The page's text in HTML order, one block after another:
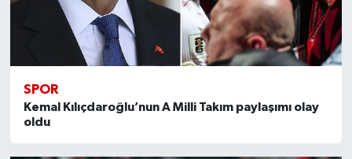
SPOR
Kemal Kılıçdaroğlu’nun A Milli Takım paylaşımı olay
oldu